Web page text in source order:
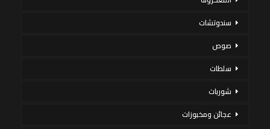
سندوتشات
صوص
سلطات
شوربات
عجائن ومخبوزات